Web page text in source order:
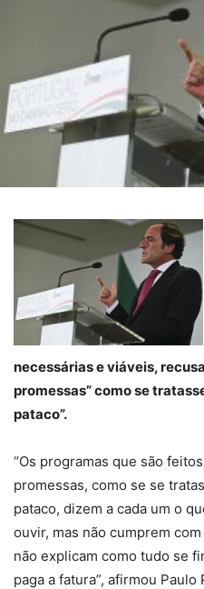
necessárias e viáveis,
promessas” como se
pataco”.
“Os programas que são
promessas, como se se
pataco, dizem a cada um o
ouvir, mas não cumprem
não explicam como tudo se
paga a fatura”, afirmou Paulo